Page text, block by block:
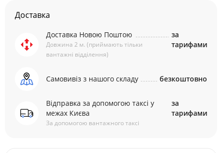
Доставка
Доставка Новою Поштою
Довжина 2 м. (приймають тільки
вантажні відділення)
за
тарифами
Самовивіз з нашого складу безкоштовно
Відправка за допомогою таксі у
межах Києва
За допомогою вантажного таксі
за
тарифами